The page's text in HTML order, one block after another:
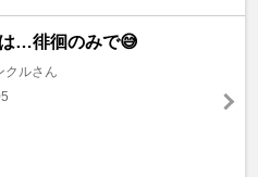
…徘徊のみで😅
クルさん